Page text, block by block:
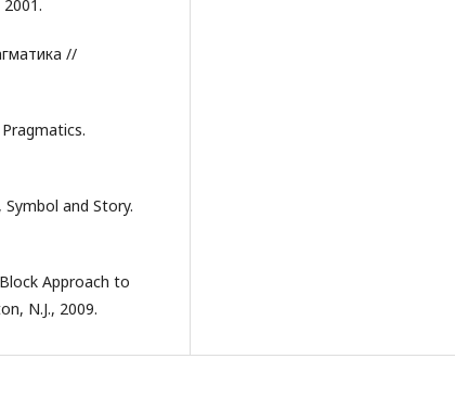
//
Symbol and Story.
Approach to
N.J., 2009.